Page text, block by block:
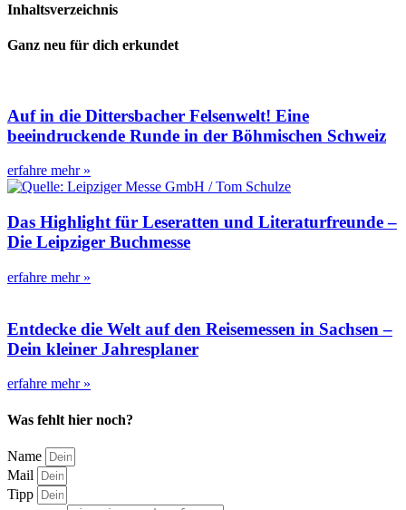
Inhaltsverzeichnis
Ganz neu für dich erkundet
Auf in die Dittersbacher Felsenwelt! Eine
beeindruckende Runde in der Böhmischen Schweiz
erfahre mehr »
Das Highlight für Leseratten und Literaturfreunde –
Die Leipziger Buchmesse
erfahre mehr »
Entdecke die Welt auf den Reisemessen in Sachsen –
Dein kleiner Jahresplaner
erfahre mehr »
Was fehlt hier noch?
Name
Mail
Tipp